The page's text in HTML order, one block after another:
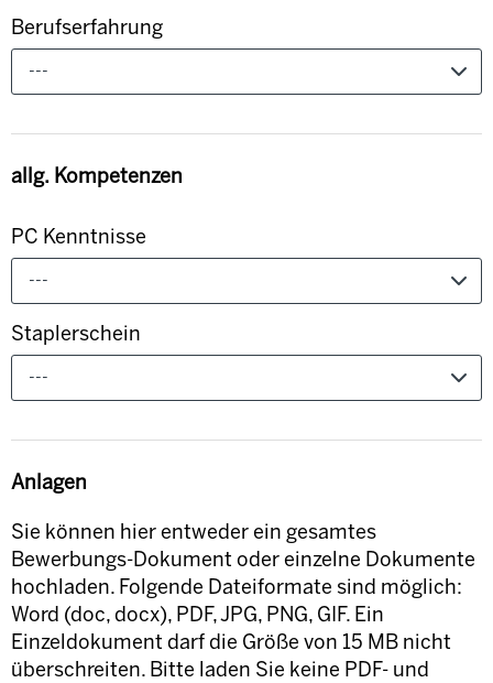
Berufserfahrung
---
allg. Kompetenzen
PC Kenntnisse
---
Staplerschein
---
Anlagen
Sie können hier entweder ein gesamtes
Bewerbungs-Dokument oder einzelne Dokumente
hochladen. Folgende Dateiformate sind möglich:
Word (doc, docx), PDF, JPG, PNG, GIF. Ein
Einzeldokument darf die Größe von 15 MB nicht
überschreiten. Bitte laden Sie keine PDF- und